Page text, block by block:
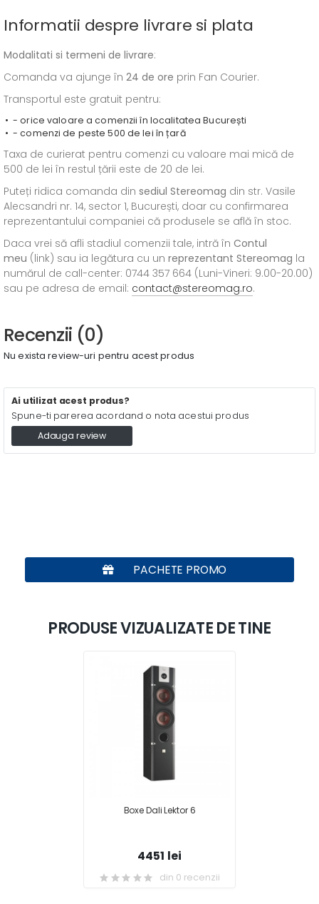
Informatii despre livrare si plata
Modalitati si termeni de livrare:
Comanda va ajunge în 24 de ore prin Fan Courier.
Transportul este gratuit pentru:
- orice valoare a comenzii în localitatea București
- comenzi de peste 500 de lei în țară
Taxa de curierat pentru comenzi cu valoare mai mică de
500 de lei în restul țării este de 20 de lei.
Puteți ridica comanda din sediul Stereomag din str. Vasile
Alecsandri nr. 14, sector 1, București, doar cu confirmarea
reprezentantului companiei că produsele se află în stoc.
Daca vrei să afli stadiul comenzii tale, intră în Contul
meu (link) sau ia legătura cu un reprezentant Stereomag la
numărul de call-center: 0744 357 664 (Luni-Vineri: 9.00-20.00)
sau pe adresa de email: contact@stereomag.ro.
Recenzii (0)
Nu exista review-uri pentru acest produs
Ai utilizat acest produs?
Spune-ti parerea acordand o nota acestui produs
Adauga review
PACHETE PROMO
PRODUSE VIZUALIZATE DE TINE
Boxe Dali Lektor 6
4451 lei
din 0 recenzii